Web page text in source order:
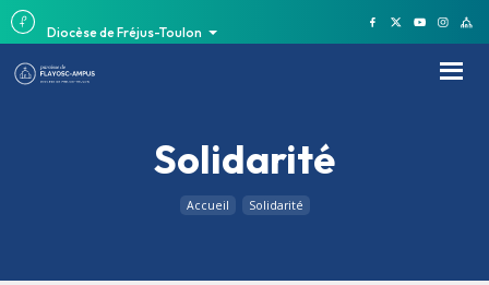
Diocèse de Fréjus-Toulon
Solidarité
Accueil Solidarité